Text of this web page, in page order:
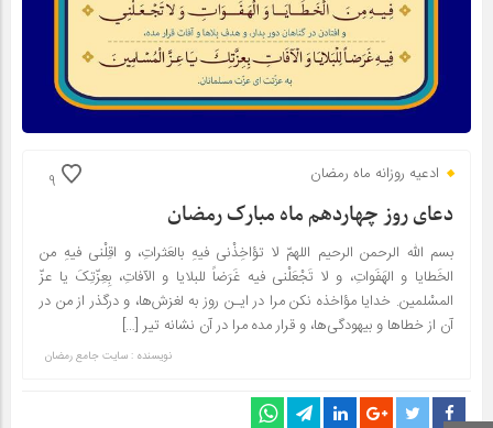
9 ادعیه روزانه ماه رمضان
دعای روز چهاردهم ماه مبارک رمضان
بسم الله الرحمن الرحیم اللهمّ لا تؤاخِذْنی فیهِ بالعَثراتِ، و اقِلْنی فیهِ من
الخَطایا و الهَفَواتِ، و لا تَجْعَلْنی فیه غَرَضاً للبلایا و الآفاتِ، بِعِزّتِکَ یا عزّ
المسْلمین. خدایا مؤاخذه نکن مرا در ایـن روز به لغزش‌ها، و درگذر از من در
آن از خطاها و بیهودگی‌ها، و قرار مده مرا در آن نشانه تیر […]
نویسنده : سایت جامع رمضان